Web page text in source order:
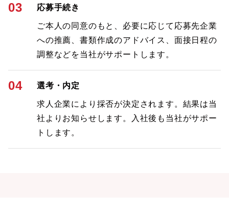
03 応募手続き
ご本人の同意のもと、必要に応じて応募先企業
への推薦、書類作成のアドバイス、面接日程の
調整などを当社がサポートします。
04 選考・内定
求人企業により採否が決定されます。結果は当
社よりお知らせします。入社後も当社がサポー
トします。